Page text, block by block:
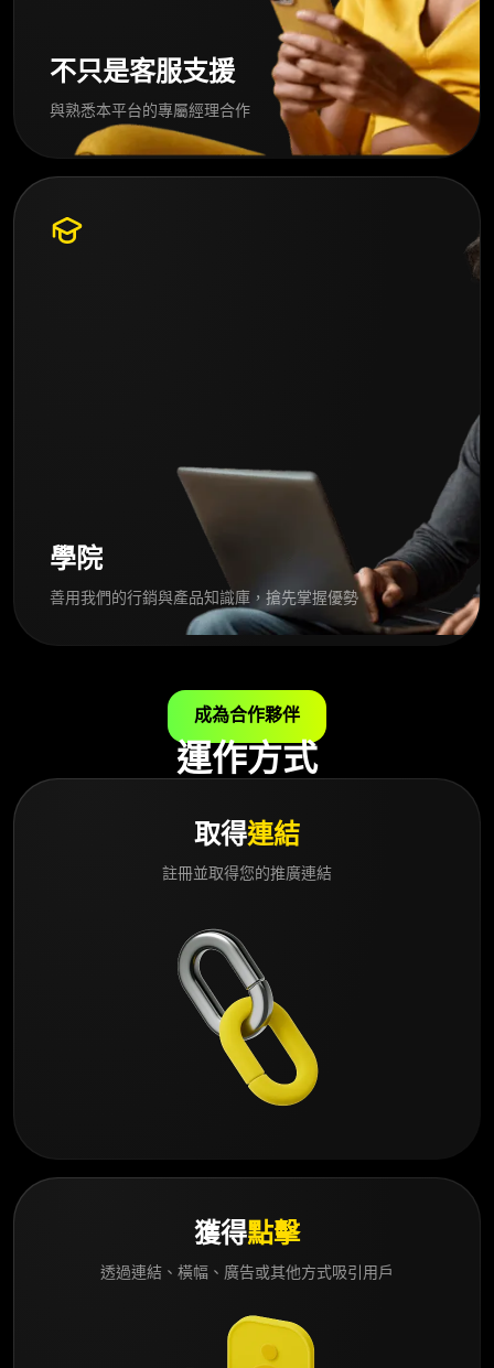
不只是客服支援
與熟悉本平台的專屬經理合作
學院
善用我們的行銷與產品知識庫，搶先掌握優勢
成為合作夥伴
運作方式
取得連結
註冊並取得您的推廣連結
獲得點擊
透過連結、橫幅、廣告或其他方式吸引用戶